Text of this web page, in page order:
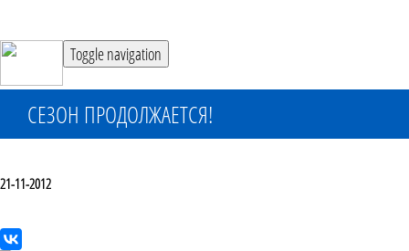
Toggle navigation
СЕЗОН ПРОДОЛЖАЕТСЯ!
21-11-2012